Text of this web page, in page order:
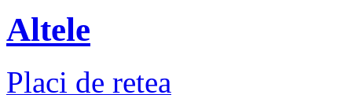
Altele
Placi de retea